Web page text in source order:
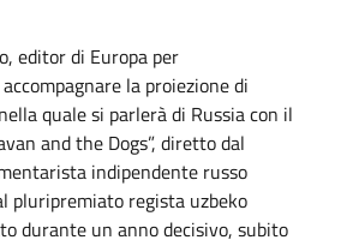
editor di Europa per
la proiezione di
quale si parlerà di Russia con il
and the Dogs”, diretto dal
indipendente russo
pluripremiato regista uzbeko
durante un anno decisivo, subito